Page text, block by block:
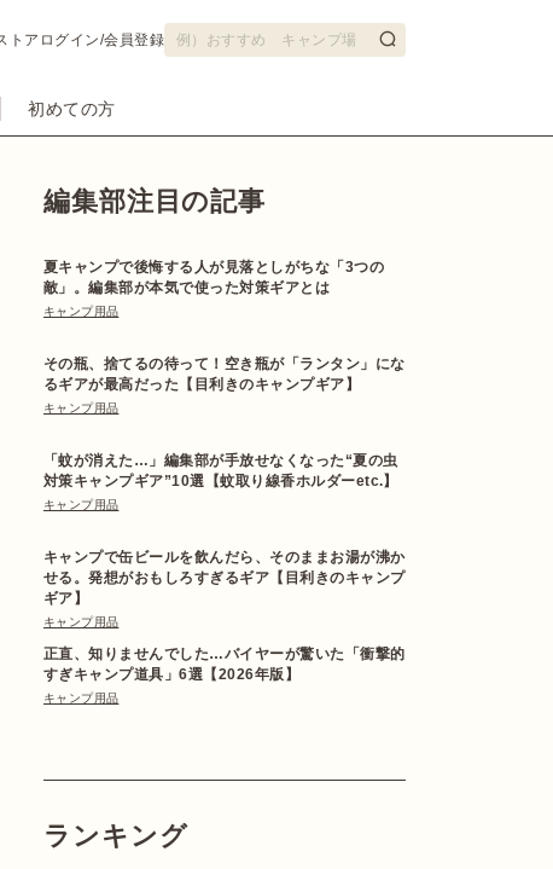
トア ログイン/会員登録
初めての方
編集部注目の記事
夏キャンプで後悔する人が見落としがちな「3つの
敵」。編集部が本気で使った対策ギアとは
キャンプ用品
その瓶、捨てるの待って！空き瓶が「ランタン」にな
るギアが最高だった【目利きのキャンプギア】
キャンプ用品
「蚊が消えた…」編集部が手放せなくなった“夏の虫
対策キャンプギア”10選【蚊取り線香ホルダーetc.】
キャンプ用品
キャンプで缶ビールを飲んだら、そのままお湯が沸か
せる。発想がおもしろすぎるギア【目利きのキャンプ
ギア】
キャンプ用品
正直、知りませんでした…バイヤーが驚いた「衝撃的
すぎキャンプ道具」6選【2026年版】
キャンプ用品
ランキング